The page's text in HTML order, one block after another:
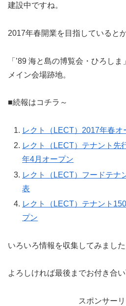
建設中ですね。
2017年春開業を目指しているとか
「’89 海と島の博覧会・ひろしま」
メイン会場跡地。
■続報はコチラ～
レクト（LECT）2017年春オ
レクト（LECT）テナント先
年4月オープン
レクト（LECT）フードテナ
表
レクト（LECT）テナント
プン
いろいろ情報を収集してみました
よろしければ最後までお付き合い
スポンサー